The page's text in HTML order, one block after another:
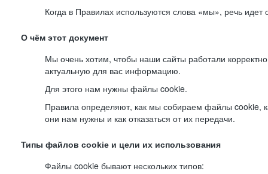
Когда в Правилах используются слова «мы», речь
О чём этот документ
Мы очень хотим, чтобы наши сайты работали
актуальную для вас информацию.
Для этого нам нужны файлы cookie.
Правила определяют, как мы собираем файлы cookie,
они нам нужны и как отказаться от их передачи.
Типы файлов cookie и цели их использования
Файлы cookie бывают нескольких типов: